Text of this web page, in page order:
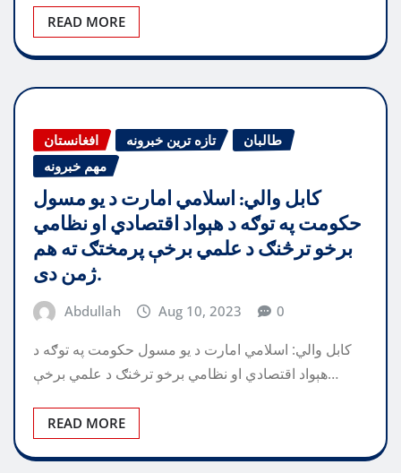
READ MORE
افغانستان تازه ترین خبرونه
طالبان
مهم خبرونه
کابل والي: اسلامي امارت د یو مسول
حکومت په توګه د هېواد اقتصادي او نظامي
برخو ترڅنګ د علمي برخې پرمختګ ته هم
ژمن دی.
Abdullah Aug 10, 2023 0
کابل والي: اسلامي امارت د یو مسول حکومت په توګه د
هېواد اقتصادي او نظامي برخو ترڅنګ د علمي برخې…
READ MORE